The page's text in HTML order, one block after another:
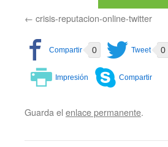
crisis-reputacion-online-twitter
0 0
Guarda el enlace permanente.